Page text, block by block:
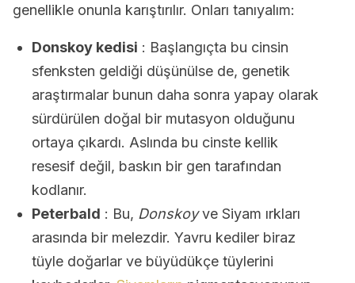
genellikle onunla karıştırılır. Onları tanıyalım:
Donskoy kedisi : Başlangıçta bu cinsin
sfenksten geldiği düşünülse de, genetik
araştırmalar bunun daha sonra yapay olarak
sürdürülen doğal bir mutasyon olduğunu
ortaya çıkardı. Aslında bu cinste kellik
resesif değil, baskın bir gen tarafından
kodlanır.
Peterbald : Bu, Donskoyve Siyam ırkları
arasında bir melezdir. Yavru kediler biraz
tüyle doğarlar ve büyüdükçe tüylerini